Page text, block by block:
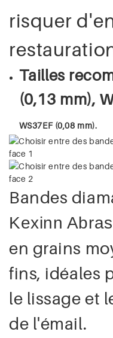
risquer
Tailles
(0,13 mm),
WS37EF (0,08 mm).
Bandes
Kexinn
en grains
fins, idéales
le lissage et
de l'émail.